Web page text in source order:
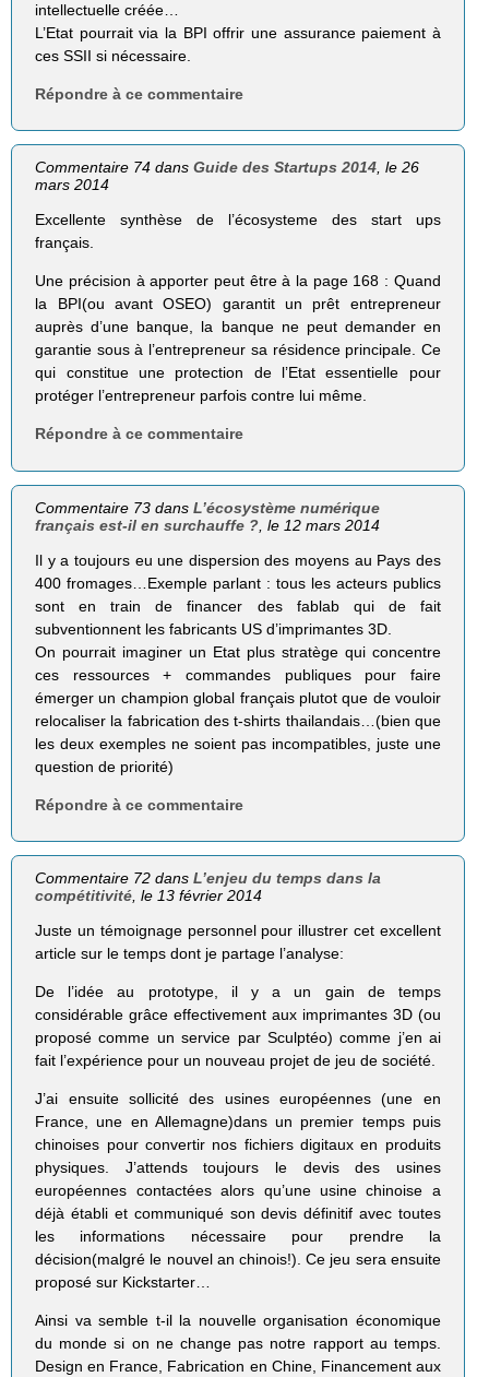
intellectuelle créée…
L’Etat pourrait via la BPI offrir une assurance paiement à
ces SSII si nécessaire.
Répondre à ce commentaire
Commentaire 74 dansGuide des Startups 2014, le 26
mars 2014
Excellente synthèse de l’écosysteme des start ups
français.
Une précision à apporter peut être à la page 168 : Quand
la BPI(ou avant OSEO) garantit un prêt entrepreneur
auprès d’une banque, la banque ne peut demander en
garantie sous à l’entrepreneur sa résidence principale. Ce
qui constitue une protection de l’Etat essentielle pour
protéger l’entrepreneur parfois contre lui même.
Répondre à ce commentaire
Commentaire 73 dansL’écosystème numérique
français est-il en surchauffe ? , le 12 mars 2014
Il y a toujours eu une dispersion des moyens au Pays des
400 fromages…Exemple parlant : tous les acteurs publics
sont en train de financer des fablab qui de fait
subventionnent les fabricants US d’imprimantes 3D.
On pourrait imaginer un Etat plus stratège qui concentre
ces ressources + commandes publiques pour faire
émerger un champion global français plutot que de vouloir
relocaliser la fabrication des t-shirts thailandais…(bien que
les deux exemples ne soient pas incompatibles, juste une
question de priorité)
Répondre à ce commentaire
Commentaire 72 dansL’enjeu du temps dans la
compétitivité , le 13 février 2014
Juste un témoignage personnel pour illustrer cet excellent
article sur le temps dont je partage l’analyse:
De l’idée au prototype, il y a un gain de temps
considérable grâce effectivement aux imprimantes 3D (ou
proposé comme un service par Sculptéo) comme j’en ai
fait l’expérience pour un nouveau projet de jeu de société.
J’ai ensuite sollicité des usines européennes (une en
France, une en Allemagne)dans un premier temps puis
chinoises pour convertir nos fichiers digitaux en produits
physiques. J’attends toujours le devis des usines
européennes contactées alors qu’une usine chinoise a
déjà établi et communiqué son devis définitif avec toutes
les informations nécessaire pour prendre la
décision(malgré le nouvel an chinois!). Ce jeu sera ensuite
proposé sur Kickstarter…
Ainsi va semble t-il la nouvelle organisation économique
du monde si on ne change pas notre rapport au temps.
Design en France, Fabrication en Chine, Financement aux